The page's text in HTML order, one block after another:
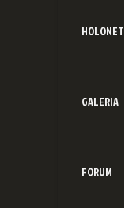
HOLONET
GALERIA
FORUM